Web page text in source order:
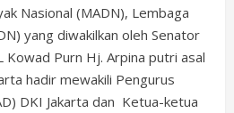
Nasional (MADN), Lembaga
yang diwakilkan oleh Senator
Kowad Purn Hj. Arpina putri asal
hadir mewakili Pengurus
DKI Jakarta dan Ketua-ketua